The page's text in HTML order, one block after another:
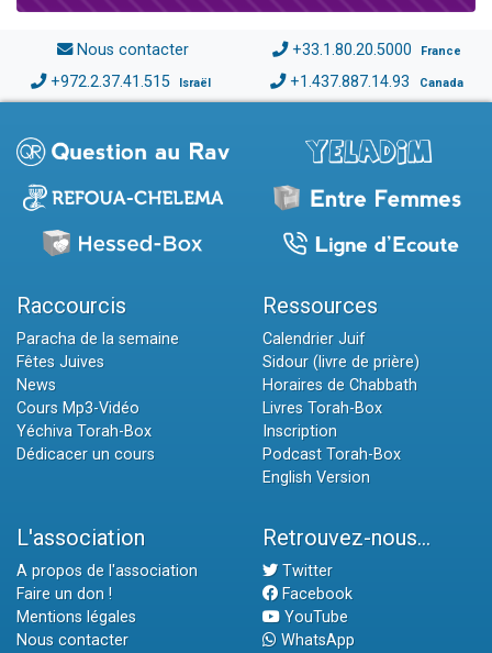
Nous contacter +33.1.80.20.5000 France
+972.2.37.41.515 Israël +1.437.887.14.93 Canada
Raccourcis
Paracha de la semaine
Fêtes Juives
News
Cours Mp3-Vidéo
Yéchiva Torah-Box
Dédicacer un cours
Ressources
Calendrier Juif
Sidour (livre de prière)
Horaires de Chabbath
Livres Torah-Box
Inscription
Podcast Torah-Box
English Version
L'association
A propos de l'association
Faire un don !
Mentions légales
Nous contacter
Retrouvez-nous...
Twitter
Facebook
YouTube
WhatsApp